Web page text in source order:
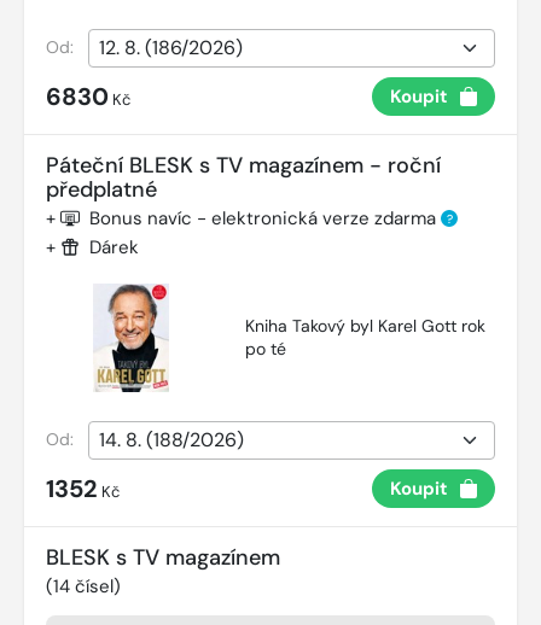
Od:
6830 Kč Koupit
Páteční BLESK s TV magazínem - roční
předplatné
+ Bonus navíc - elektronická verze zdarma ?
+ Dárek
Kniha Takový byl Karel Gott rok
po té
Od:
1352 Kč Koupit
BLESK s TV magazínem
(14 čísel)